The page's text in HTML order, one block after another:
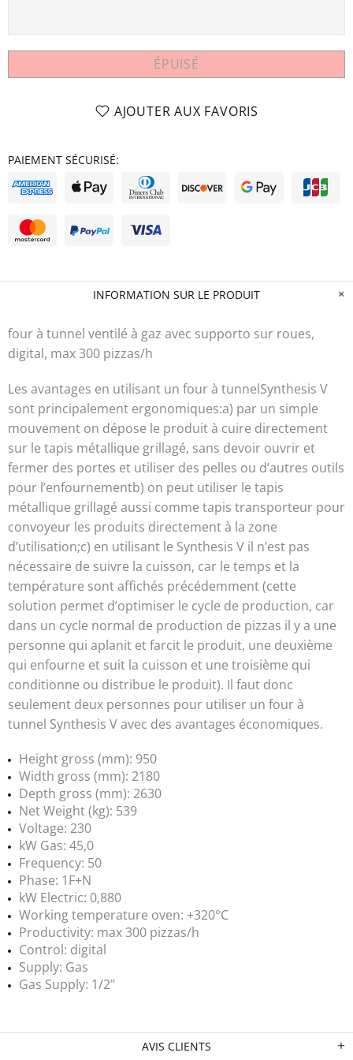
ÉPUISÉ
AJOUTER AUX FAVORIS
PAIEMENT SÉCURISÉ:
INFORMATION SUR LE PRODUIT
four à tunnel ventilé à gaz avec supporto sur roues,
digital, max 300 pizzas/h
Les avantages en utilisant un four à tunnelSynthesis V
sont principalement ergonomiques:a) par un simple
mouvement on dépose le produit à cuire directement
sur le tapis métallique grillagé, sans devoir ouvrir et
fermer des portes et utiliser des pelles ou d’autres outils
pour l’enfournementb) on peut utiliser le tapis
métallique grillagé aussi comme tapis transporteur pour
convoyeur les produits directement à la zone
d’utilisation;c) en utilisant le Synthesis V il n’est pas
nécessaire de suivre la cuisson, car le temps et la
température sont affichés précédemment (cette
solution permet d’optimiser le cycle de production, car
dans un cycle normal de production de pizzas il y a une
personne qui aplanit et farcit le produit, une deuxième
qui enfourne et suit la cuisson et une troisième qui
conditionne ou distribue le produit). Il faut donc
seulement deux personnes pour utiliser un four à
tunnel Synthesis V avec des avantages économiques.
Height gross (mm): 950
Width gross (mm): 2180
Depth gross (mm): 2630
Net Weight (kg): 539
Voltage: 230
kW Gas: 45,0
Frequency: 50
Phase: 1F+N
kW Electric: 0,880
Working temperature oven: +320°C
Productivity: max 300 pizzas/h
Control: digital
Supply: Gas
Gas Supply: 1/2"
AVIS CLIENTS